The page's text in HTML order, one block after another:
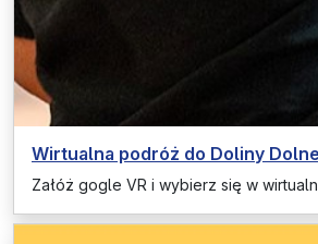
Wirtualna podróż do Doliny
Załóż gogle VR i wybierz się w